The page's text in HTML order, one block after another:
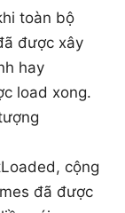
toàn bộ
được xây
hay
load xong.
cộng
đã được